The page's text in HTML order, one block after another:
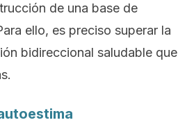
de una base de
ello, es preciso superar la
bidireccional saludable que